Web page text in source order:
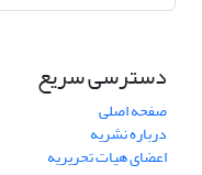
دسترسی سریع
صفحه اصلی
درباره نشریه
اعضای هیات تحریریه